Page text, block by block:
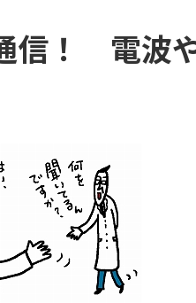
信！ 電波